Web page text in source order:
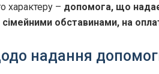
характеру – допомога, що
обставинами, на
надання